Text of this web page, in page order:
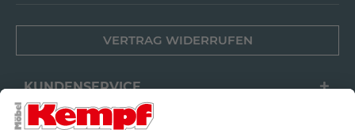
VERTRAG WIDERRUFEN
KUNDENSERVICE
FILIALEN